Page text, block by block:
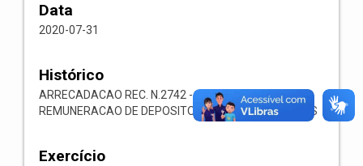
Data
2020-07-31
Histórico
ARRECADACAO REC. N.2742 -- 1321.00.1.1.05-
REMUNERACAO DE DEPOSITOS BANCARIOS-OUTROS
Exercício